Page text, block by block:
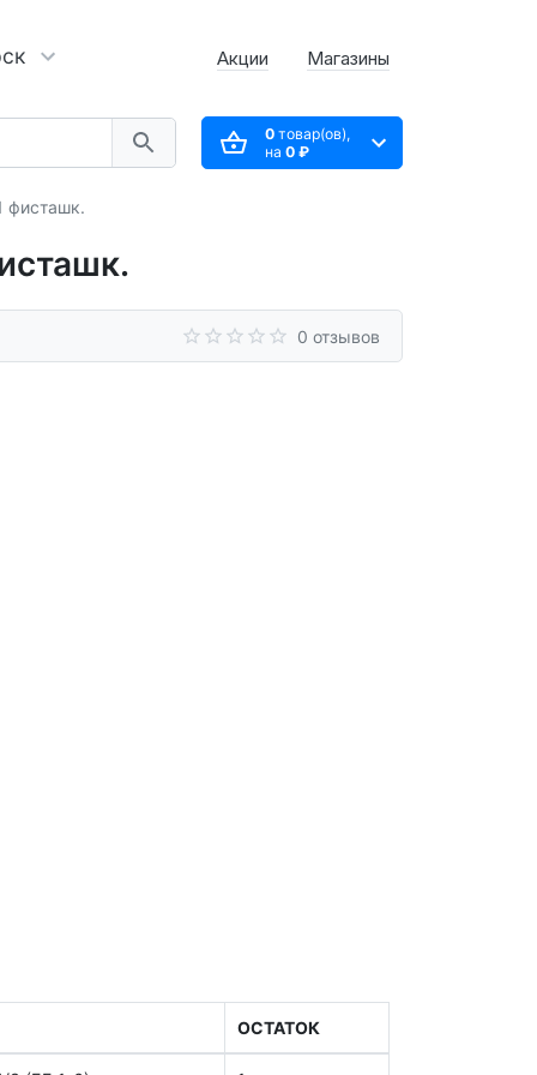
Акции Магазины
0товар(ов),
на 0 ₽
фисташк.
0 отзывов
ОСТАТОК